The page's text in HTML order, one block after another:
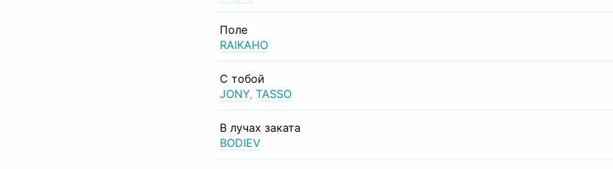
Поле
RAIKAHO
С тобой
JONY, TASSO
В лучах заката
BODIEV